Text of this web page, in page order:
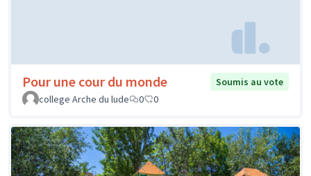
Pour une cour du monde
Soumis au vote
college Arche du lude
0 0